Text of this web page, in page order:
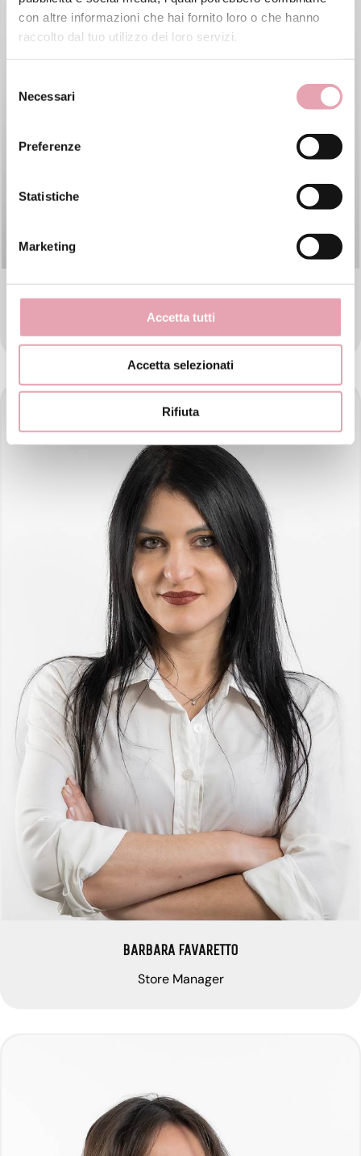
con altre informazioni che hai fornito loro o che hanno
raccolto dal tuo utilizzo dei loro servizi.
delNecessari
Preferenze
Statistiche
Marketing
Accetta tutti
Accetta selezionati
Rifiuta
GIULIA PASQUALIN
Titolare Franchising
BARBARA FAVARETTO
Store Manager